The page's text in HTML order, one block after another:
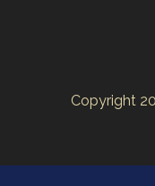
Copyright